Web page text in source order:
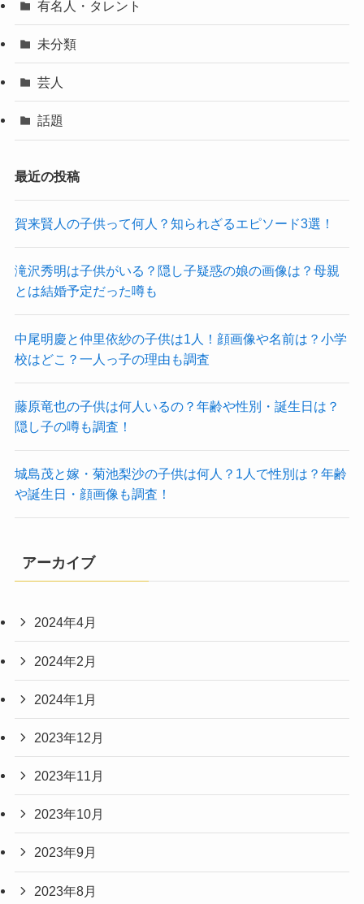
有名人・タレント
未分類
芸人
話題
最近の投稿
賀来賢人の子供って何人？知られざるエピソード3選！
滝沢秀明は子供がいる？隠し子疑惑の娘の画像は？母親
とは結婚予定だった噂も
中尾明慶と仲里依紗の子供は1人！顔画像や名前は？小学
校はどこ？一人っ子の理由も調査
藤原竜也の子供は何人いるの？年齢や性別・誕生日は？
隠し子の噂も調査！
城島茂と嫁・菊池梨沙の子供は何人？1人で性別は？年齢
や誕生日・顔画像も調査！
アーカイブ
2024年4月
2024年2月
2024年1月
2023年12月
2023年11月
2023年10月
2023年9月
2023年8月